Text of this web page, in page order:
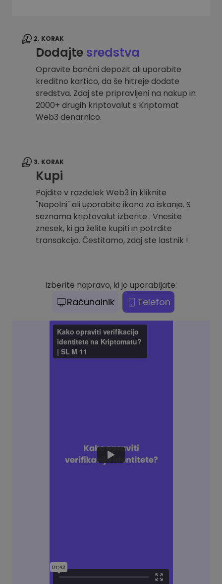
2. KORAK
Dodajtesredstva
Opravite bančni depozit ali uporabite
kreditno kartico, da še hitreje dodate
sredstva. Zdaj ste pripravljeni na nakup in
2000+ drugih kriptovalut s Kriptomat
Web3 denarnico.
3. KORAK
Kupi
Pojdite v razdelek Web3 in kliknite
"Napolni" ali uporabite ikono za iskanje. S
seznama kriptovalut izberite . Vnesite
znesek, ki ga želite kupiti in potrdite
transakcijo. Čestitamo, zdaj ste lastnik !
Izberite napravo, ki jo uporabljate:
Računalnik Telefon